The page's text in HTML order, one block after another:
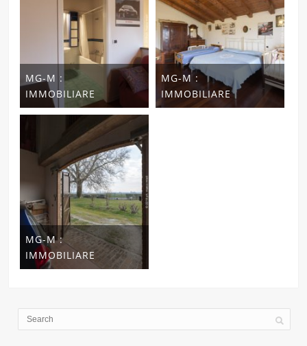
MG-M :
IMMOBILIARE
MG-M :
IMMOBILIARE
MG-M :
IMMOBILIARE